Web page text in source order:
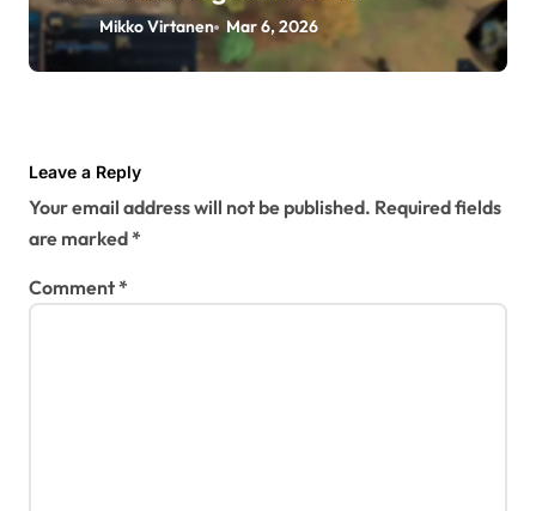
oikeuksien hallinta, Aktivointi
uudelleen, Ristiinpeluuongelmat
Mikko Virtanen Mar 6, 2026
Leave a Reply
Your email address will not be published. Required fields
are marked*
Comment*